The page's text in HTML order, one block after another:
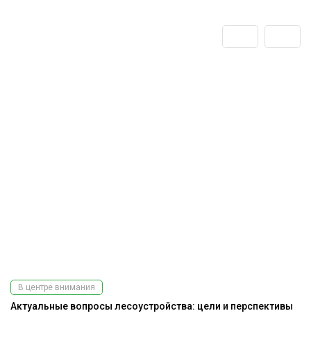
В центре внимания
Актуальные вопросы лесоустройства: цели и перспективы